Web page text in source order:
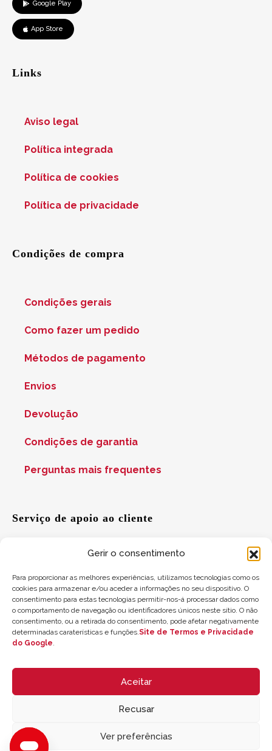
Gerir o consentimento
Para proporcionar as melhores experiências, utilizamos tecnologias como os
cookies para armazenar e/ou aceder a informações no seu dispositivo. O
consentimento para estas tecnologias permitir-nos-á processar dados como
o comportamento de navegação ou identificadores únicos neste sítio. O não
consentimento, ou a retirada do consentimento, pode afetar negativamente
determinadas caraterísticas e funções.Site de Termos e Privacidade
do Google.
Aceitar
Recusar
Ver preferências
Google Play
App Store
Links
Aviso legal
Política integrada
Política de cookies
Política de privacidade
Condições de compra
Condições gerais
Como fazer um pedido
Métodos de pagamento
Envios
Devolução
Condições de garantia
Perguntas mais frequentes
Serviço de apoio ao cliente
Sugestões
Onde nos encontrar
Saldo do cartão-presente
© 2026 ZYCLE OFFICIAL | The Latest Technology for your Workouts